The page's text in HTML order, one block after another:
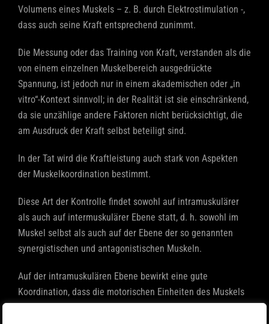
Volumens eines Muskels – z. B. durch Elektrostimulation -,
dass auch seine Kraft entsprechend zunimmt.
Die Messung oder das Training von Kraft, verstanden als die
von einem einzelnen Muskelbereich ausgedrückte
Spannung, ist jedoch nur in einem akademischen oder „in
vitro“-Kontext sinnvoll; in der Realität ist sie einschränkend,
da sie unzählige andere Faktoren nicht berücksichtigt, die
am Ausdruck der Kraft selbst beteiligt sind.
In der Tat wird die Kraftleistung auch stark von Aspekten
der Muskelkoordination bestimmt.
Diese Art der Kontrolle findet sowohl auf intramuskulärer
als auch auf intermuskulärer Ebene statt, d. h. sowohl im
Muskel selbst als auch auf der Ebene der so genannten
synergistischen und antagonistischen Muskeln.
Auf der intramuskulären Ebene bewirkt eine gute
Koordination, dass die motorischen Einheiten des Muskels